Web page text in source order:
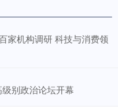
家机构调研 科技与消费领
别政治论坛开幕